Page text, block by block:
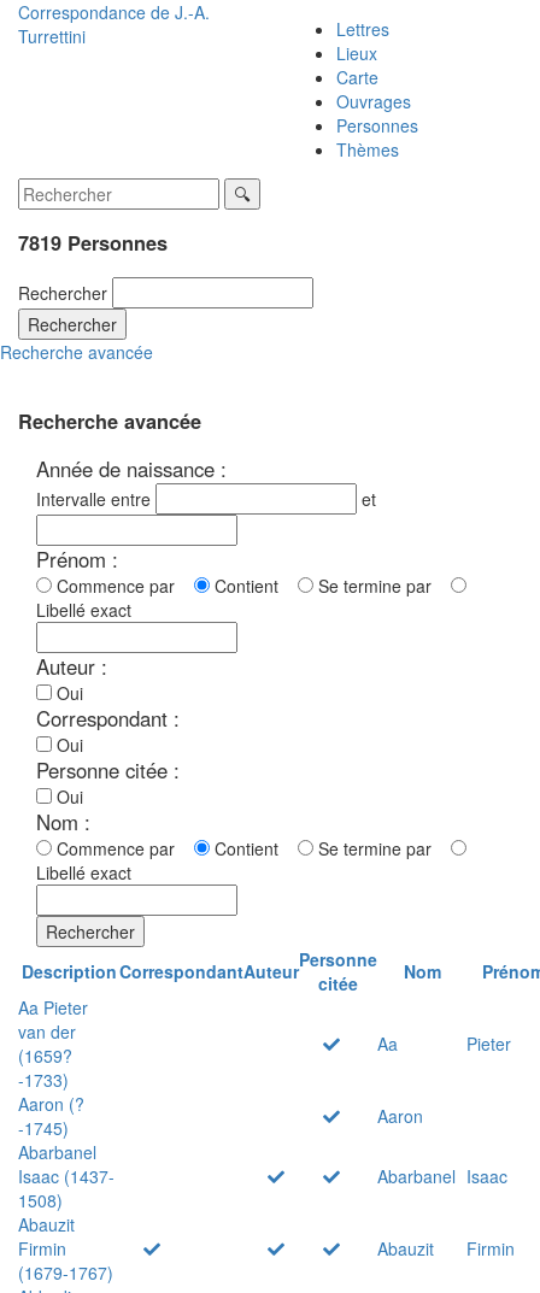
Correspondance de J.-A.
Turrettini
Lettres
Lieux
Carte
Ouvrages
Personnes
Thèmes
7819 Personnes
Rechercher
Rechercher
Recherche avancée
Recherche avancée
Année de naissance :
Intervalle entre et
Prénom :
Commence par Contient
Se termine par
Libellé exact
Auteur :
Oui
Correspondant :
Oui
Personne citée :
Oui
Nom :
Commence par Contient
Se termine par
Libellé exact
Rechercher
DescriptionCorrespondantAuteurPersonne
citée
Nom
Aa Pieter
van der
(1659?
-1733)
Aa Pieter
Aaron (?
-1745)
Aaron
Abarbanel
Isaac (1437-
1508)
Abarbanel Isaac
Abauzit
Firmin
(1679-1767)
Abauzit
Firmin